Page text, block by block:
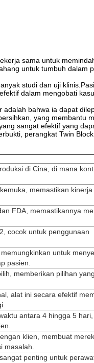
sama untuk
untuk tumbuh
studi dan uji
dalam mengobati
bahwa ia dapat
yang membantu
sangat efektif yang
perangkat Twin
di Cina, di mana
memastikan kinerja
FDA, memastikannya
cocok untuk penggunaan
untuk
pasien.
memberikan pilihan
alat ini secara efektif
antara 4 hingga 5 hari,
klien, membuat
masalah.
penting untuk